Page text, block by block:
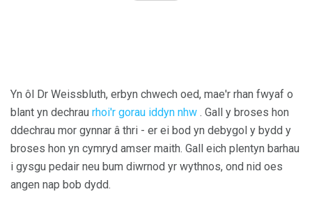
Yn ôl Dr Weissbluth, erbyn chwech oed, mae'r rhan fwyaf o
blant yn dechrau rhoi'r gorau iddyn nhw . Gall y broses hon
ddechrau mor gynnar â thri - er ei bod yn debygol y bydd y
broses hon yn cymryd amser maith. Gall eich plentyn barhau
i gysgu pedair neu bum diwrnod yr wythnos, ond nid oes
angen nap bob dydd.